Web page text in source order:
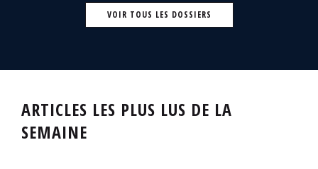
VOIR TOUS LES DOSSIERS
ARTICLES LES PLUS LUS DE LA
SEMAINE